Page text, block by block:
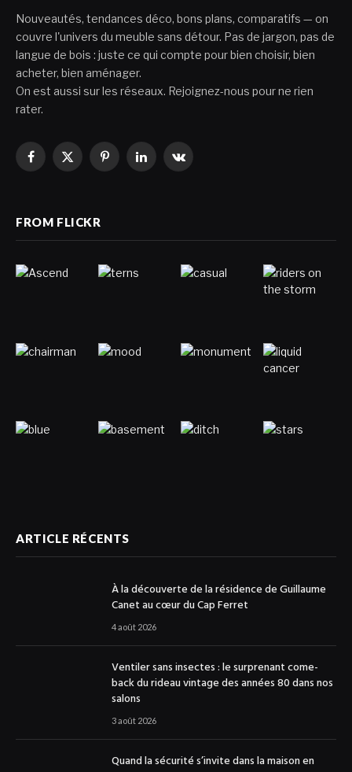
Nouveautés, tendances déco, bons plans, comparatifs — on
couvre l'univers du meuble sans détour. Pas de jargon, pas de
langue de bois : juste ce qui compte pour bien choisir, bien
acheter, bien aménager.
On est aussi sur les réseaux. Rejoignez-nous pour ne rien
rater.
Facebook
X
PinterestLinkedInVKontakte
FROM FLICKR
ARTICLE RÉCENTS
À la découverte de la résidence de Guillaume
Canet au cœur du Cap Ferret
4 août 2026
Ventiler sans insectes : le surprenant come-
back du rideau vintage des années 80 dans nos
salons
3 août 2026
Quand la sécurité s’invite dans la maison en